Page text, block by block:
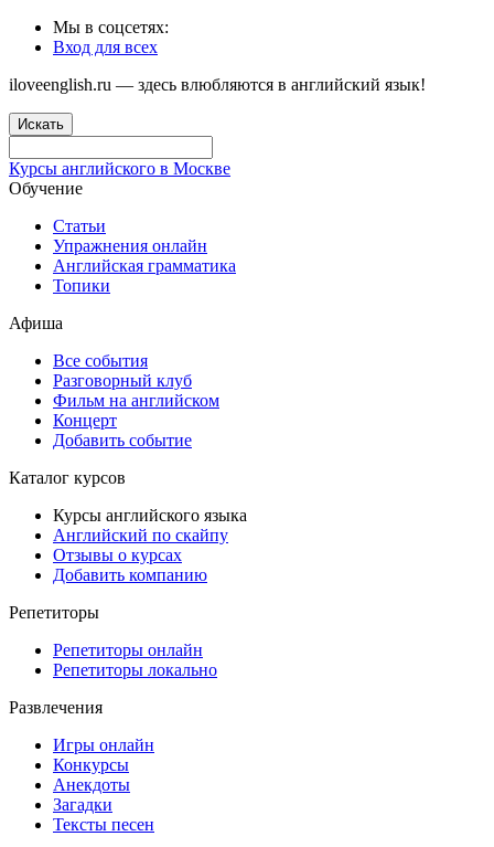
Мы в соцсетях:
Вход для всех
iloveenglish.ru — здесь влюбляются в английский язык!
Искать
Курсы английского в Москве
Обучение
Статьи
Упражнения онлайн
Английская грамматика
Топики
Афиша
Все события
Разговорный клуб
Фильм на английском
Концерт
Добавить событие
Каталог курсов
Курсы английского языка
Английский по скайпу
Отзывы о курсах
Добавить компанию
Репетиторы
Репетиторы онлайн
Репетиторы локально
Развлечения
Игры онлайн
Конкурсы
Анекдоты
Загадки
Тексты песен